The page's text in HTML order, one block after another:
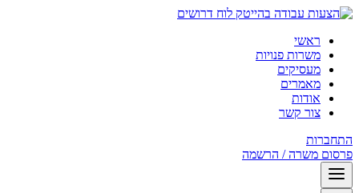
לוח דרושים
ראשי
משרות פנויות
מעסיקים
מאמרים
אודות
צור קשר
התחברות
פרסום משרה / הרשמה